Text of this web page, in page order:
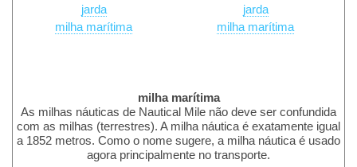
jarda
milha marítima
jarda
milha marítima
milha marítima
As milhas náuticas de Nautical Mile não deve ser confundida
com as milhas (terrestres). A milha náutica é exatamente igual
a 1852 metros. Como o nome sugere, a milha náutica é usado
agora principalmente no transporte.